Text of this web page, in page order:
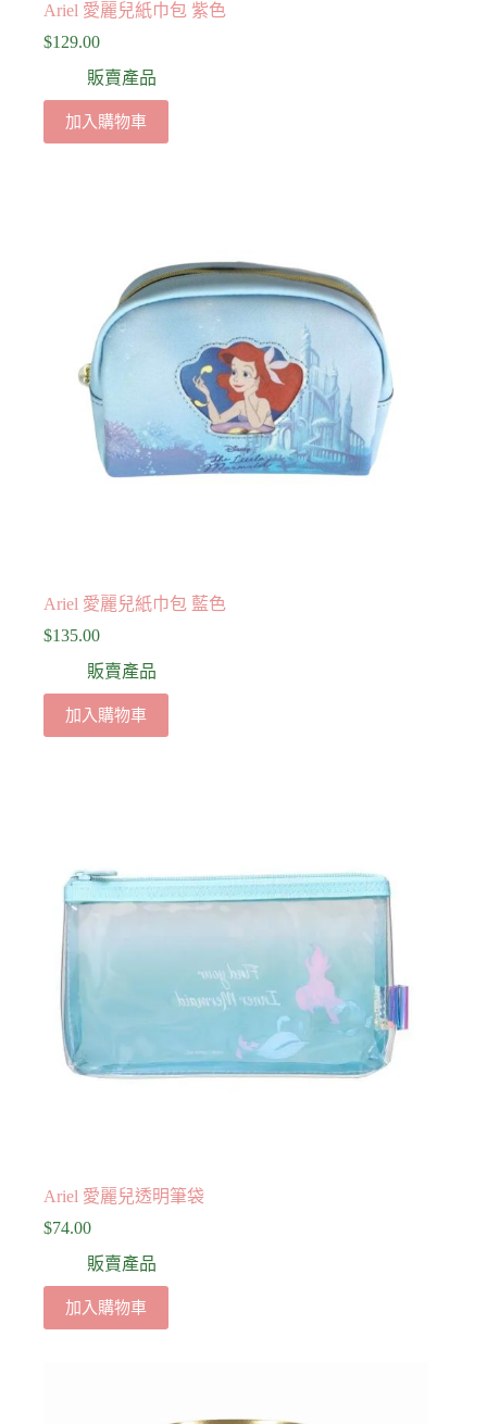
Ariel 愛麗兒紙巾包 紫色
$129.00
販賣產品
加入購物車
Ariel 愛麗兒紙巾包 藍色
$135.00
販賣產品
加入購物車
Ariel 愛麗兒透明筆袋
$74.00
販賣產品
加入購物車